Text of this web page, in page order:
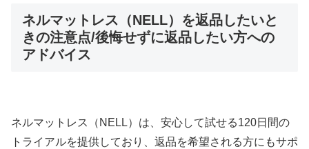
ネルマットレス（NELL）を返品したいと
きの注意点/後悔せずに返品したい方への
アドバイス
ネルマットレス（NELL）は、安心して試せる120日間の
トライアルを提供しており、返品を希望される方にもサポ